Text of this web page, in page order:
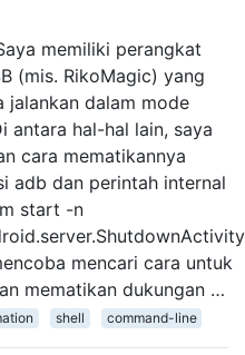
memiliki perangkat
(mis. RikoMagic) yang
jalankan dalam mode
antara hal-hal lain, saya
cara mematikannya
adb dan perintah internal
start -n
mencari cara untuk
mematikan dukungan …
shell command-line